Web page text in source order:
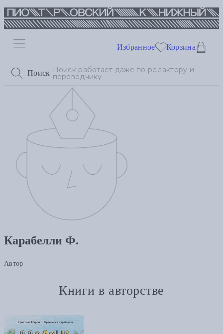
Поиск
Избранное Корзина
Карабелли Ф.
Автор
Книги в авторстве